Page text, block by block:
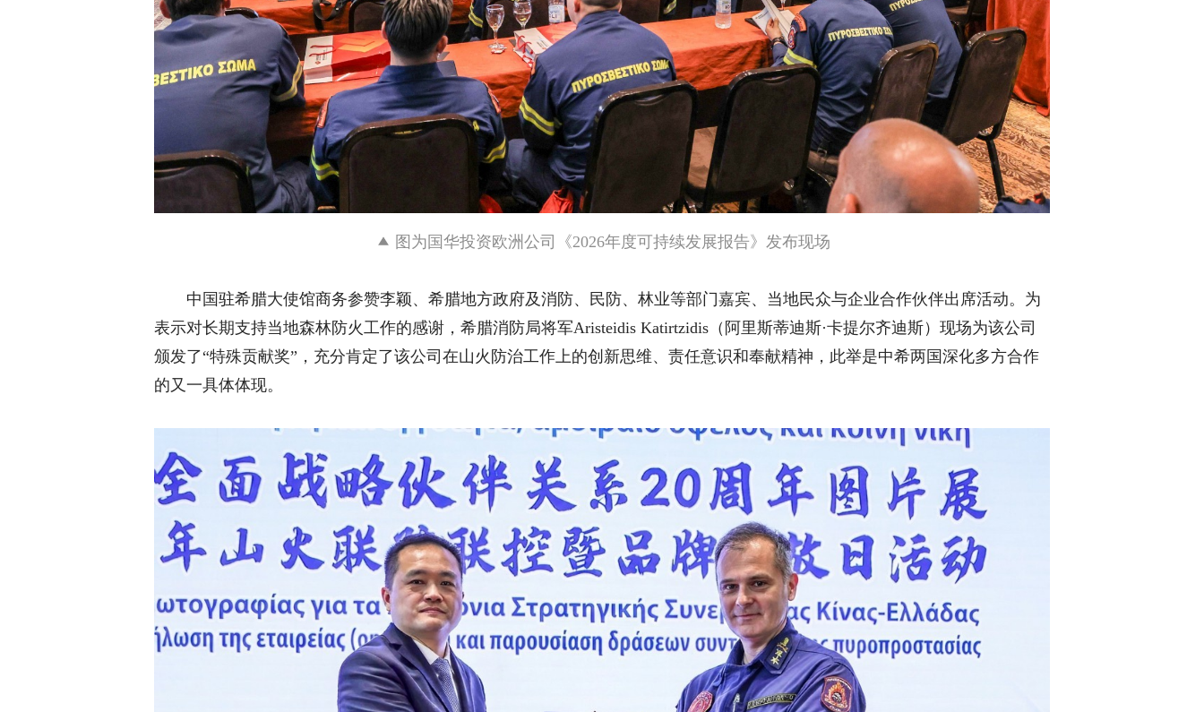
图为国华投资欧洲公司《2026年度可持续发展报告》发布现场
中国驻希腊大使馆商务参赞李颖、希腊地方政府及消防、民防、林业等部门嘉宾、当地民众与企业合作伙伴出席活动。为
表示对长期支持当地森林防火工作的感谢，希腊消防局将军Aristeidis Katirtzidis（阿里斯蒂迪斯·卡提尔齐迪斯）现场为该公司
颁发了“特殊贡献奖”，充分肯定了该公司在山火防治工作上的创新思维、责任意识和奉献精神，此举是中希两国深化多方合作
的又一具体体现。